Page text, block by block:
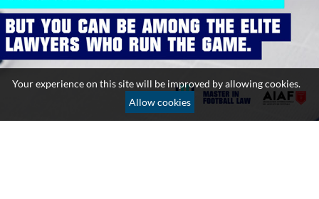
SUSCRIBIRSE
Your experience on this site will be improved by allowing cookies.
Allow cookies